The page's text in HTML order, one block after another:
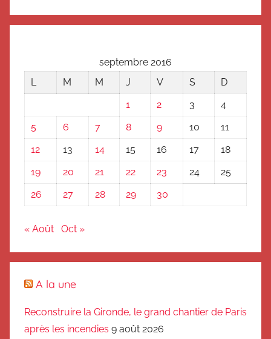
septembre 2016
L
M M J V S
D
1
2 3
4
5
6 7 8 9 10
11
12
13 14 15 16 17
18
19
20 21 22 23 24
25
26
27 28 29 30
« Août Oct »
A la une
Reconstruire la Gironde, le grand chantier de Paris
après les incendies 9 août 2026